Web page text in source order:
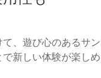
、遊び心のあるサ
新しい体験が楽しめ